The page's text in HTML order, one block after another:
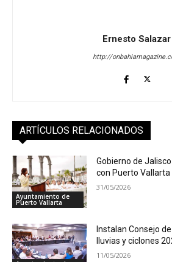
Ernesto Salazar
http://
ARTÍCULOS RELACIONADOS
Ayuntamiento de
Puerto Vallarta
Gobierno de
con Puerto
31/05/2026
Instalan Consejo
lluvias y ciclones
11/05/2026